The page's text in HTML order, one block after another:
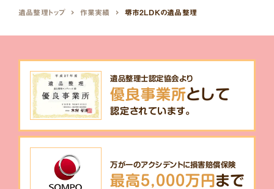
遺品整理トップ 作業実績 堺市2LDKの遺品整理
遺品整理士認定協会より
優良事業所として
認定されています。
万が一のアクシデントに損害賠償保険
最高5,000万円まで